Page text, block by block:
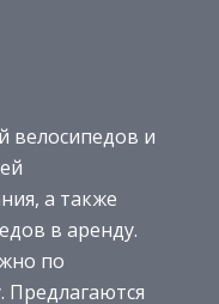
велосипедов и
а также
в аренду.
по
Предлагаются